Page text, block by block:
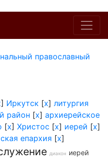
православный
] Иркутск [x] литургия
район [x] архиерейское
[x] Христос [x] иерей [x]
епархия [x]
диакон иерей